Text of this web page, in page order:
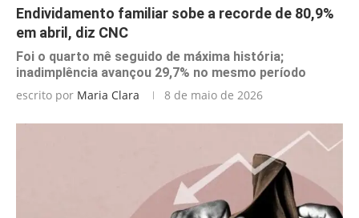
Endividamento familiar sobe a recorde de 80,9%
em abril, diz CNC
Foi o quarto mê seguido de máxima história;
inadimplência avançou 29,7% no mesmo período
escrito por Maria Clara 8 de maio de 2026